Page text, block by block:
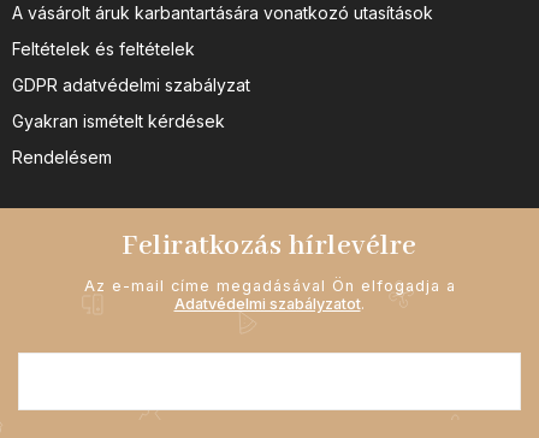
A vásárolt áruk karbantartására vonatkozó utasítások
Feltételek és feltételek
GDPR adatvédelmi szabályzat
Gyakran ismételt kérdések
Rendelésem
Feliratkozás hírlevélre
Az e-mail címe megadásával Ön elfogadja a
Adatvédelmi szabályzatot.